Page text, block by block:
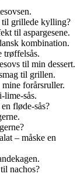
til grillede kylling?
til aspargesene.
kombination.
trøffelsås.
til min dessert.
til grillen.
forårsruller.
lime-sås.
fløde-sås?
– måske en
nachos?